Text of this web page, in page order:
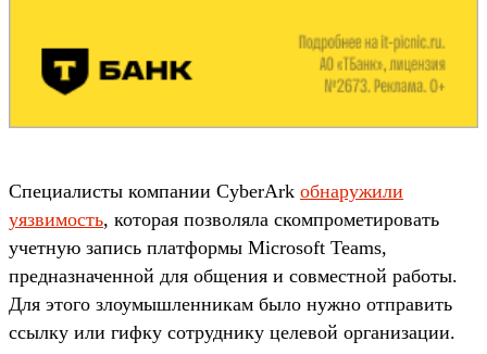
Специалисты компании CyberArk обнаружили
уязвимость, которая позволяла скомпрометировать
учетную запись платформы Microsoft Teams,
предназначенной для общения и совместной работы.
Для этого злоумышленникам было нужно отправить
ссылку или гифку сотруднику целевой организации.